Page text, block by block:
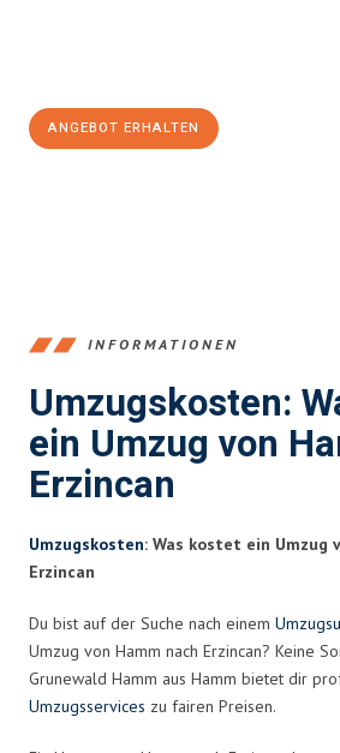
ANGEBOT ERHALTEN
INFORMATIONEN
Umzugskosten:
ein Umzug von
Erzincan
Umzugskosten: Was kostet ein Umzug
Erzincan
Du bist auf der Suche nach einem
Umzug von Hamm nach Erzincan? Keine
Grunewald Hamm aus Hamm bietet dir
Umzugsservices zu fairen Preisen.